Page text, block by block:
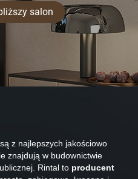
salon
z najlepszych jakościowo
znajdują w budownictwie
Rintal to producent